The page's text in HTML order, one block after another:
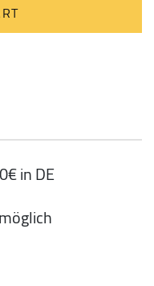
in DE